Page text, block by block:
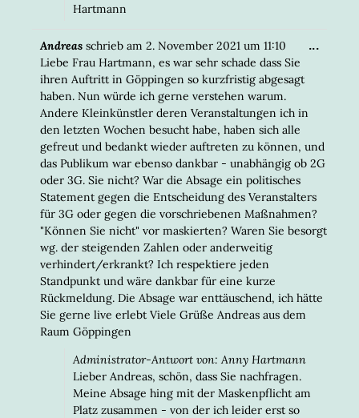
Hartmann
Andreas schrieb am 2. November 2021 um 11:10
Liebe Frau Hartmann, es war sehr schade dass Sie
ihren Auftritt in Göppingen so kurzfristig abgesagt
haben. Nun würde ich gerne verstehen warum.
Andere Kleinkünstler deren Veranstaltungen ich in
den letzten Wochen besucht habe, haben sich alle
gefreut und bedankt wieder auftreten zu können, und
das Publikum war ebenso dankbar - unabhängig ob 2G
oder 3G. Sie nicht? War die Absage ein politisches
Statement gegen die Entscheidung des Veranstalters
für 3G oder gegen die vorschriebenen Maßnahmen?
"Können Sie nicht" vor maskierten? Waren Sie besorgt
wg. der steigenden Zahlen oder anderweitig
verhindert/erkrankt? Ich respektiere jeden
Standpunkt und wäre dankbar für eine kurze
Rückmeldung. Die Absage war enttäuschend, ich hätte
Sie gerne live erlebt Viele Grüße Andreas aus dem
Raum Göppingen
Administrator-Antwort von: Anny Hartmann
Lieber Andreas, schön, dass Sie nachfragen.
Meine Absage hing mit der Maskenpflicht am
Platz zusammen - von der ich leider erst so
...DIESE